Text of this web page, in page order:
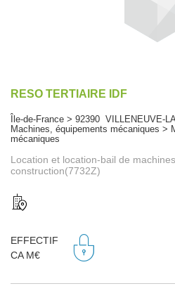
RESO TERTIAIRE IDF
Île-de-France > 92390 VILLENEUVE-
Machines, équipements mécaniques >
mécaniques
Location et location-bail de
construction(7732Z)
EFFECTIF
CA M€